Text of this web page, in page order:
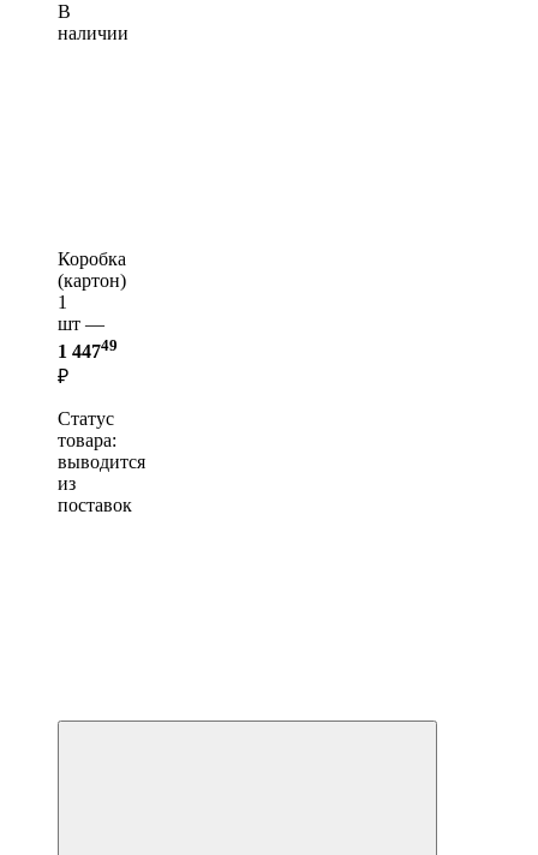
В
наличии
Коробка
(картон)
1
шт —
1 44749
₽
Статус
товара:
выводится
из
поставок